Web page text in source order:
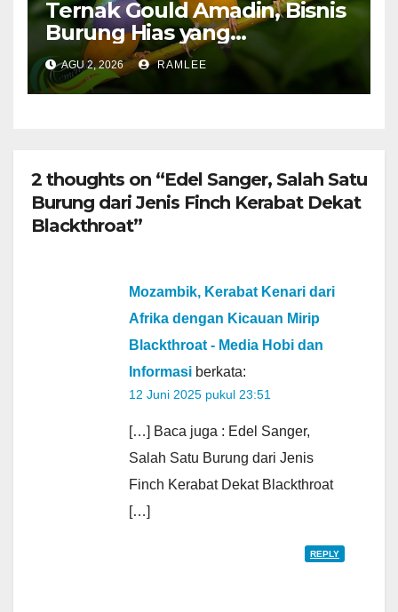
Ternak Gould Amadin, Bisnis
Burung Hias yang
Menguntungkan
AGU 2, 2026 RAMLEE
2 thoughts on “Edel Sanger, Salah Satu
Burung dari Jenis Finch Kerabat Dekat
Blackthroat”
Mozambik, Kerabat Kenari dari
Afrika dengan Kicauan Mirip
Blackthroat - Media Hobi dan
Informasi berkata:
12 Juni 2025 pukul 23:51
[…] Baca juga : Edel Sanger,
Salah Satu Burung dari Jenis
Finch Kerabat Dekat Blackthroat
[…]
REPLY